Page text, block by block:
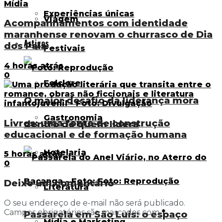
Viagem
Artigos
O maior desafio da liderança mora
dentro de quem lidera
Passarela em São Luís: o espaço
Experiências únicas
Festivais
Folclore
Gastronomia
Hotelaria
Literatura
Acompanhamentos com identidade
maranhense renovam o churrasco de Dia
dos Pais
4 horas atrás
0
Livros: uma fonte de construção
educacional e de formação humana
5 horas atrás
0
Deixe um comentário
O seu endereço de e-mail não será publicado.
Campos obrigatórios são marcados com*